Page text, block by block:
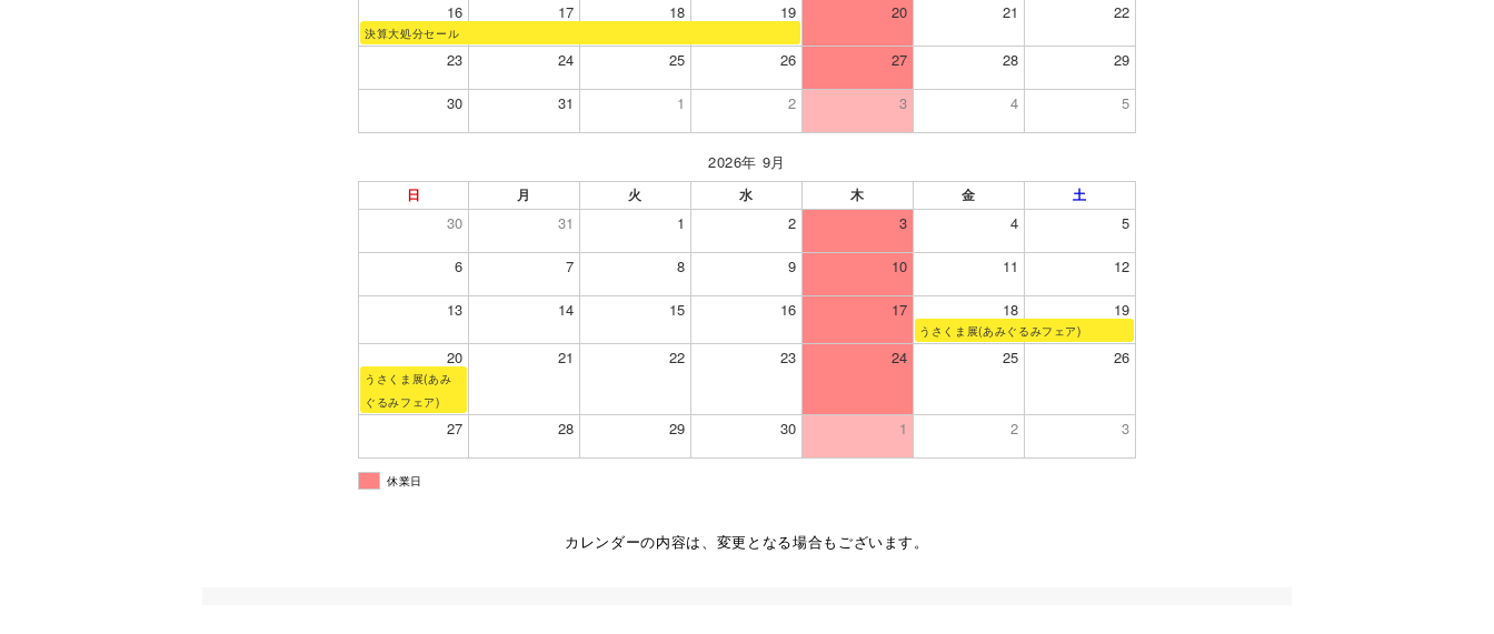
16 17 18 19 20 21 22
決算大処分セール
23 24 25 26 27 28 29
30 31 1 2 3 4 5
2026年 9月
日 月 火 水 木 金 土
30 31 1 2 3 4 5
6 7 8 9 10 11 12
13 14 15 16 17 18 19
うさくま展(あみぐるみフェア)
20 21 22 23 24 25 26
うさくま展(あみ
ぐるみフェア)
27 28 29 30 1 2 3
休業日
カレンダーの内容は、変更となる場合もございます。